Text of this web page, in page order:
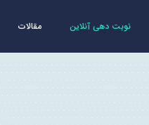
نوبت دهی آنلاین مقالات